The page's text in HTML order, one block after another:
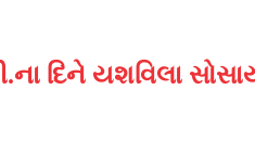
દિને યશવિલા